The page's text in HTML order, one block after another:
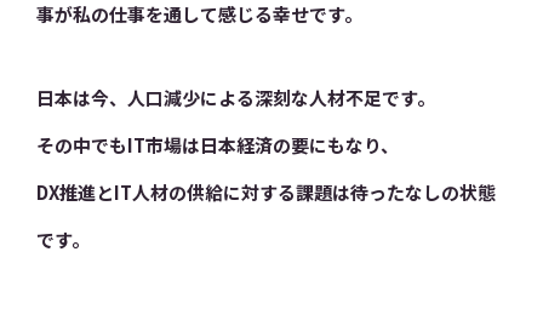
事が私の仕事を通して感じる幸せです。
日本は今、人口減少による深刻な人材不足です。
その中でもIT市場は日本経済の要にもなり、
DX推進とIT人材の供給に対する課題は待ったなしの状態
です。